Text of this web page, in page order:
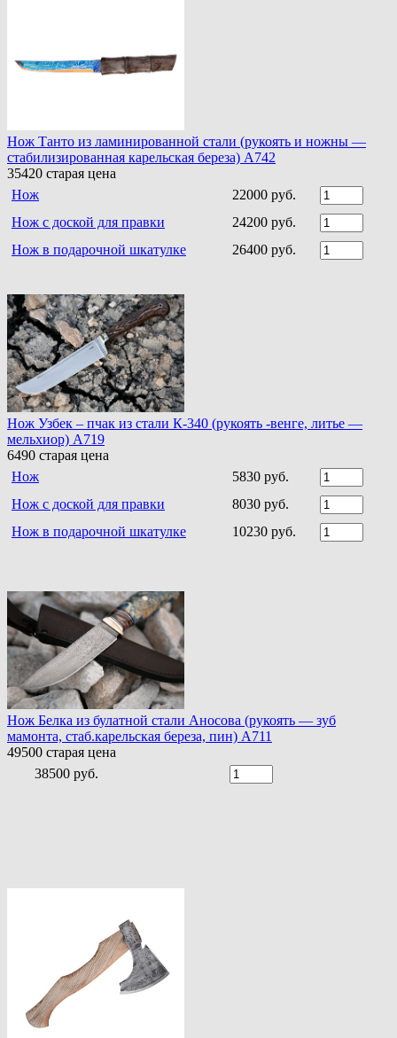
Нож Танто из ламинированной стали (рукоять и ножны —
стабилизированная карельская береза) A742
35420 старая цена
Нож
22000 руб.
Нож с доской для правки
24200 руб.
Нож в подарочной шкатулке
26400 руб.
Нож Узбек – пчак из стали К-340 (рукоять -венге, литье —
мельхиор) A719
6490 старая цена
Нож
5830 руб.
Нож с доской для правки
8030 руб.
Нож в подарочной шкатулке
10230 руб.
Нож Белка из булатной стали Аносова (рукоять — зуб
мамонта, стаб.карельская береза, пин) A711
49500 старая цена
38500 руб.